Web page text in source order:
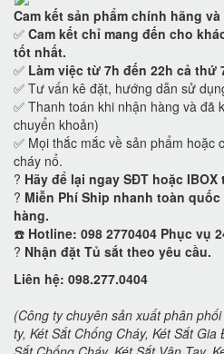
Cam kết sản phẩm chính hãng và
✅ Cam kết chỉ mang đến cho
tốt nhất.
✅ Làm việc từ 7h đến 22h cả thứ
✅ Tư vấn kê đặt, hướng dẫn sử
✅ Thanh toán khi nhận hàng và đã
chuyển khoản)
✅ Mọi thắc mắc về sản phẩm hoặc
cháy nổ.
? Hãy để lại ngay SĐT hoặc
? Miễn Phí Ship nhanh toàn
hàng.
☎️ Hotline: 098 2770404 Phục vụ
? Nhận đặt Tủ sắt theo yêu cầu.
Liên hệ: 098.277.0404
(Công ty chuyên sản xuất phân
ty, Két Sắt Chống Cháy, Két Sắt